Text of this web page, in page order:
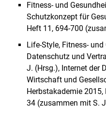
Fitness- und
Schutzkonzept für
Heft 11, 694-700
Life-Style, Fitness-
Datenschutz und
J. (Hrsg.), Internet der
Wirtschaft und
Herbstakademie 2015,
34 (zusammen mit S.